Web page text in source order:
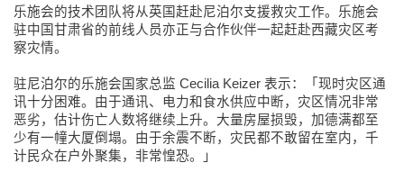
乐施会的技术团队将从英国赶赴尼泊尔支援救灾工作。乐施会
驻中国甘肃省的前线人员亦正与合作伙伴一起赶赴西藏灾区考
察灾情。
驻尼泊尔的乐施会国家总监 Cecilia Keizer 表示：「现时灾区通
讯十分困难。由于通讯、电力和食水供应中断，灾区情况非常
恶劣，估计伤亡人数将继续上升。大量房屋损毁，加德满都至
少有一幢大厦倒塌。由于余震不断，灾民都不敢留在室内，千
计民众在户外聚集，非常惶恐。」